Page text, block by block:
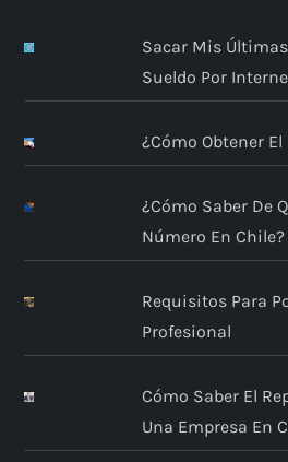
Sacar Mis
Sueldo Por
¿Cómo Obtener
¿Cómo Saber De
Número En Chile?
Requisitos Para
Profesional
Cómo Saber El
Una Empresa En